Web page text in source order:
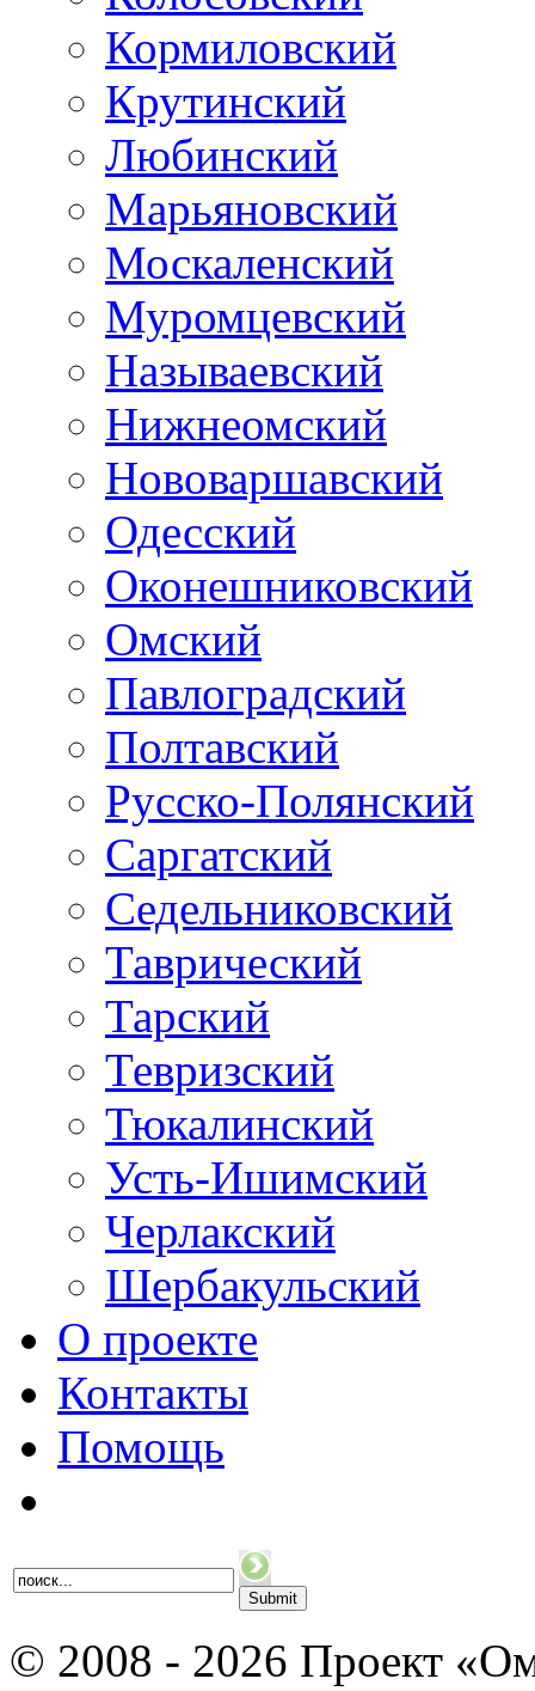
Кормиловский
Крутинский
Любинский
Марьяновский
Москаленский
Муромцевский
Называевский
Нижнеомский
Нововаршавский
Одесский
Оконешниковский
Омский
Павлоградский
Полтавский
Русско-Полянский
Саргатский
Седельниковский
Таврический
Тарский
Тевризский
Тюкалинский
Усть-Ишимский
Черлакский
Шербакульский
О проекте
Контакты
Помощь
© 2008 - 2026 Проект